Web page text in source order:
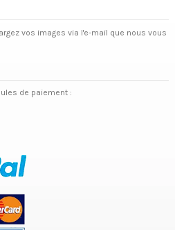
vos images via l'e-mail que nous vous
de paiement :